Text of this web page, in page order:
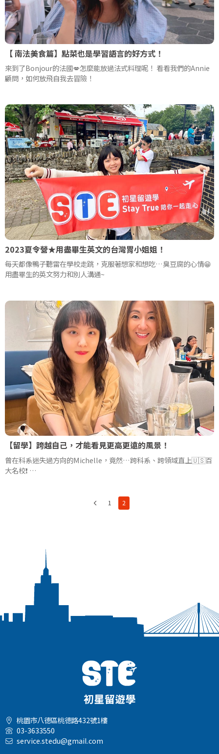
【 南法美食篇】點菜也是學習語言的好方式！
來到了Bonjour的法國💋怎麼能放過法式料理呢！ 看看我們的Annie
顧問，如何放飛自我去冒險！
2023夏令營★用盡畢生英文的台灣胃小姐姐！
每天都像鴨子聽雷在學校走跳，克服著想家和想吃…臭豆腐的心情😁
用盡畢生的英文努力和別人溝通~
【留學】跨越自己，才能看見更高更遠的風景！
曾在科系迷失過方向的Michelle，竟然…跨科系、跨領域直上🇺🇸百
大名校❗
跨越自己，才能看見更高更遠的風景！STE陪你踏出開始的第一步~
1 2
桃園市八德區桃德路432號1樓
03-3633550
service.stedu@gmail.com